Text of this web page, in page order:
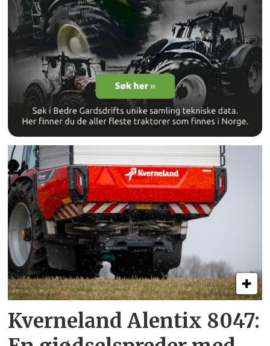
Kverneland Alentix 8047: